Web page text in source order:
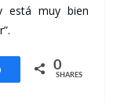
está muy bien
Share 0
SHARES